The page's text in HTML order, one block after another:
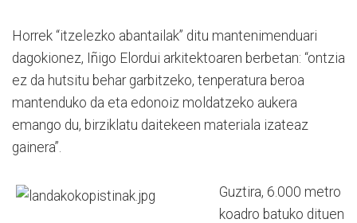
Horrek “itzelezko abantailak” ditu mantenimenduari
dagokionez, Iñigo Elordui arkitektoaren berbetan: “ontzia
ez da hutsitu behar garbitzeko, tenperatura beroa
mantenduko da eta edonoiz moldatzeko aukera
emango du, birziklatu daitekeen materiala izateaz
gainera”.
Guztira, 6.000 metro
koadro batuko dituen